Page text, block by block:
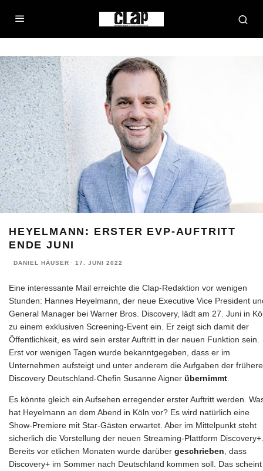
HEYELMANN: ERSTER EVP-AUFTRITT
ENDE JUNI
DANIEL HÄUSER · 17. JUNI 2022
Eine interessante Mail erreichte die Clap-Redaktion vor wenigen
Stunden: Hannes Heyelmann, der neue Executive Vice President
General Manager bei Warner Bros. Discovery, lädt am 27. Juni in
zu einem exklusiven Screening-Event ein. Er zeigt sich damit der
Öffentlichkeit, es wird sein erster Auftritt in der neuen Funktion sein.
Erst vor wenigen Tagen wurde bekanntgegeben, dass er im
Unternehmen aufsteigt und unter anderem die Aufgaben der
Discovery Deutschland-Chefin Susanne Aigner übernimmt
Es könnte gleich ein Aufsehen erregender erster Auftritt werden.
hat Heyelmann an dem Abend in Köln vor? Es wird natürlich eine
Show-Premiere mit Star-Gästen erwartet. Aber im Mittelpunkt steht
sicherlich die Vorstellung der neuen Streaming-Plattform Discovery+.
Bereits vor etlichen Monaten wurde darüber geschrieben , dass
Discovery+ im Sommer nach Deutschland kommen soll. Das scheint